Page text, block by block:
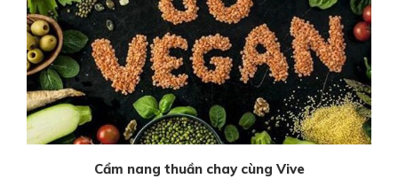
Cẩm nang thuần chay cùng Vive